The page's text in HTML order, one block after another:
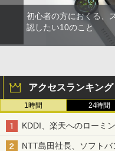
初心者の方におくる、
認したい10のこと
アクセスランキング
1時間 24時間
KDDI、楽天へのローミ
NTT島田社長、ソフト